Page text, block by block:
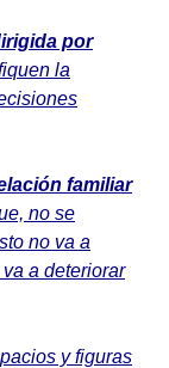
por
la
familiar
no se
no va a
a deteriorar
y figuras